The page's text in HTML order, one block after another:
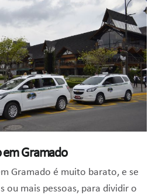
em Gramado
Gramado é muito barato, e se
ou mais pessoas, para dividir o